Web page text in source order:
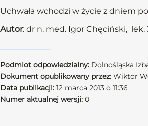
Uchwała wchodzi w życie z dniem
Autor: dr n. med. Igor Chęciński, lek.
Podmiot odpowiedzialny: Dolnośląska
Dokument opublikowany przez: Wiktor
Data publikacji: 12 marca 2013 o 11:36
Numer aktualnej wersji: 0